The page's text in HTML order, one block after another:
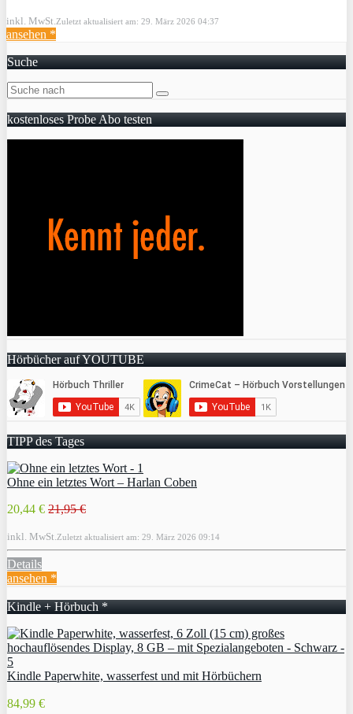
inkl. MwSt. Zuletzt aktualisiert am: 29. März 2026 04:37
ansehen *
Suche
kostenloses Probe Abo testen
Hörbücher auf YOUTUBE
TIPP des Tages
Ohne ein letztes Wort – Harlan Coben
20,44 € 21,95 €
inkl. MwSt. Zuletzt aktualisiert am: 29. März 2026 09:14
Details
ansehen *
Kindle + Hörbuch *
Kindle Paperwhite, wasserfest und mit Hörbüchern
84,99 €